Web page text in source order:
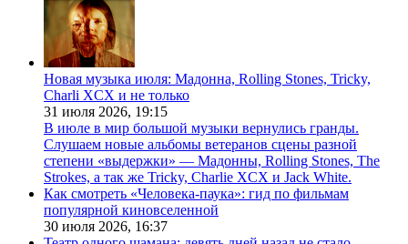
Новая музыка июля: Мадонна, Rolling Stones, Tricky,
Charli XCX и не только
31 июля 2026, 19:15
В июле в мир большой музыки вернулись гранды.
Слушаем новые альбомы ветеранов сцены разной
степени «выдержки» — Мадонны, Rolling Stones, The
Strokes, а так же Tricky, Charlie XCX и Jack White.
Как смотреть «Человека-паука»: гид по фильмам
популярной киновселенной
30 июля 2026, 16:37